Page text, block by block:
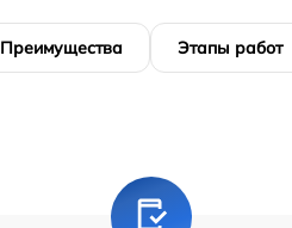
Преимущества Этапы работ